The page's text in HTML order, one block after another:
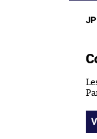
JP